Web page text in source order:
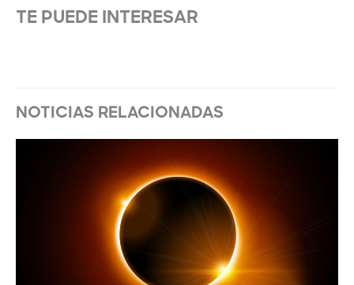
TE PUEDE INTERESAR
NOTICIAS RELACIONADAS